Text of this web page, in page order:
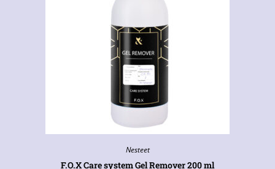
Nesteet
F.O.X Care system Gel Remover 200 ml